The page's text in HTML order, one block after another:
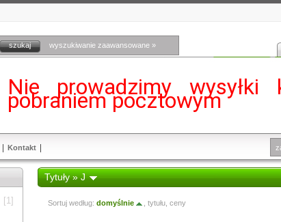
wyszukiwanie zaawansowane »
Nie prowadzimy wysyłki
pobraniem pocztowym
Kontakt
[1]
Tytuły » J
Sortuj według: domyślnie tytułu, ceny